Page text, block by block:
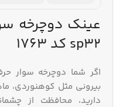
عینک دوچرخه‌
sp32 کد 1763
اگر شما دوچرخه‌ سوار
بیرونی مثل کوهنوردی،
دارید، محافظت از